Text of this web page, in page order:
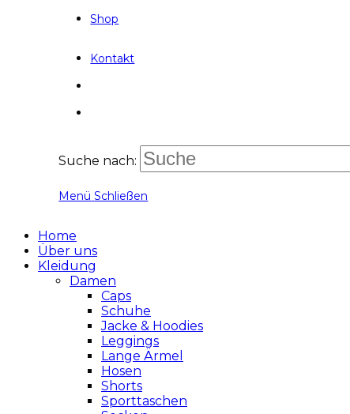
Shop
Kontakt
Suche nach:
Menü Schließen
Home
Über uns
Kleidung
Damen
Caps
Schuhe
Jacke & Hoodies
Leggings
Lange Ärmel
Hosen
Shorts
Sporttaschen